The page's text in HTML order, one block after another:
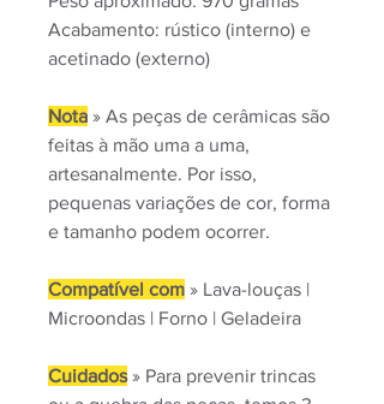
Acabamento: rústico (interno) e
acetinado (externo)
Nota » As peças de cerâmicas são
feitas à mão uma a uma,
artesanalmente. Por isso,
pequenas variações de cor, forma
e tamanho podem ocorrer.
Compatível com » Lava-louças |
Microondas | Forno | Geladeira
Cuidados» Para prevenir trincas